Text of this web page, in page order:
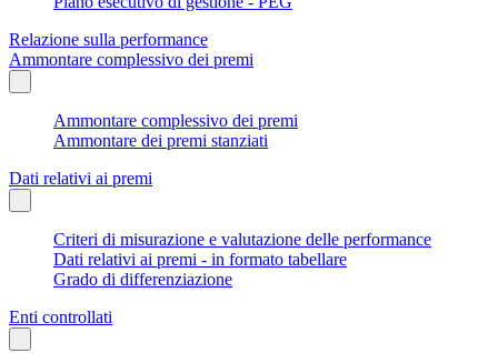
Relazione sulla performance
Ammontare complessivo dei premi
Ammontare complessivo dei premi
Ammontare dei premi stanziati
Dati relativi ai premi
Criteri di misurazione e valutazione delle performance
Dati relativi ai premi - in formato tabellare
Grado di differenziazione
Enti controllati